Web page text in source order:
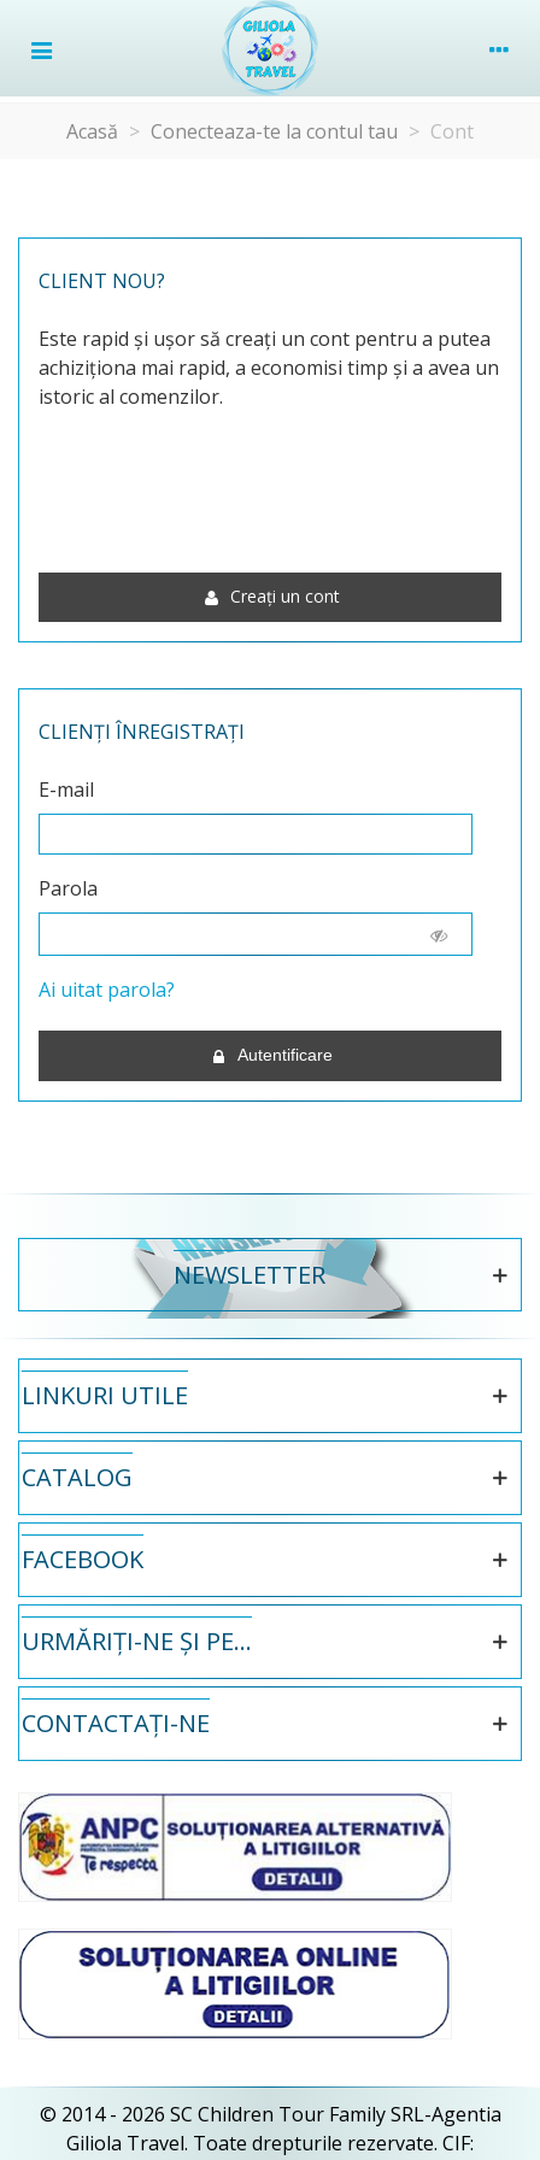
Acasă > Conecteaza-te la contul tau > Cont
CLIENT NOU?
Este rapid și ușor să creați un cont pentru a putea
achiziționa mai rapid, a economisi timp și a avea un
istoric al comenzilor.
Creați un cont
CLIENȚI ÎNREGISTRAȚI
E-mail
Parola
Ai uitat parola?
Autentificare
NEWSLETTER
LINKURI UTILE
CATALOG
FACEBOOK
URMĂRIȚI-NE ȘI PE...
CONTACTAȚI-NE
© 2014 - 2026 SC Children Tour Family SRL-Agentia
Giliola Travel. Toate drepturile rezervate. CIF: